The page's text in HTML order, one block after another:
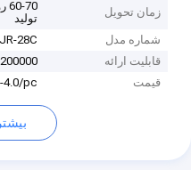
زمان تحویل
تولید
شماره مدل
28C
قابلیت ارائه
200000 عدد در ماه
قیمت
4.0/pc